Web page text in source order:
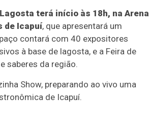
terá início às 18h, na Arena
de Icapuí, que apresentará um
contará com 40 expositores
à base de lagosta, e a Feira de
saberes da região.
Show, preparando ao vivo uma
de Icapuí.